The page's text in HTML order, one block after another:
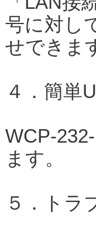
号に対し
せできま
４．簡単
WCP-
ます。
５．トラ